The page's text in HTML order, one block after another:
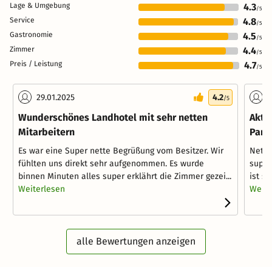
Lage & Umgebung 4.3/5
Service 4.8/5
Gastronomie 4.5 /5
Zimmer 4.4/5
Preis / Leistung 4.7/5
29.01.2025 4.2/5
Wunderschönes Landhotel mit sehr netten
Mitarbeitern
Es war eine Super nette Begrüßung vom Besitzer. Wir
fühlten uns direkt sehr aufgenommen. Es wurde
binnen Minuten alles super erklährt die Zimmer gezei...
Weiterlesen
ist
alle Bewertungen anzeigen